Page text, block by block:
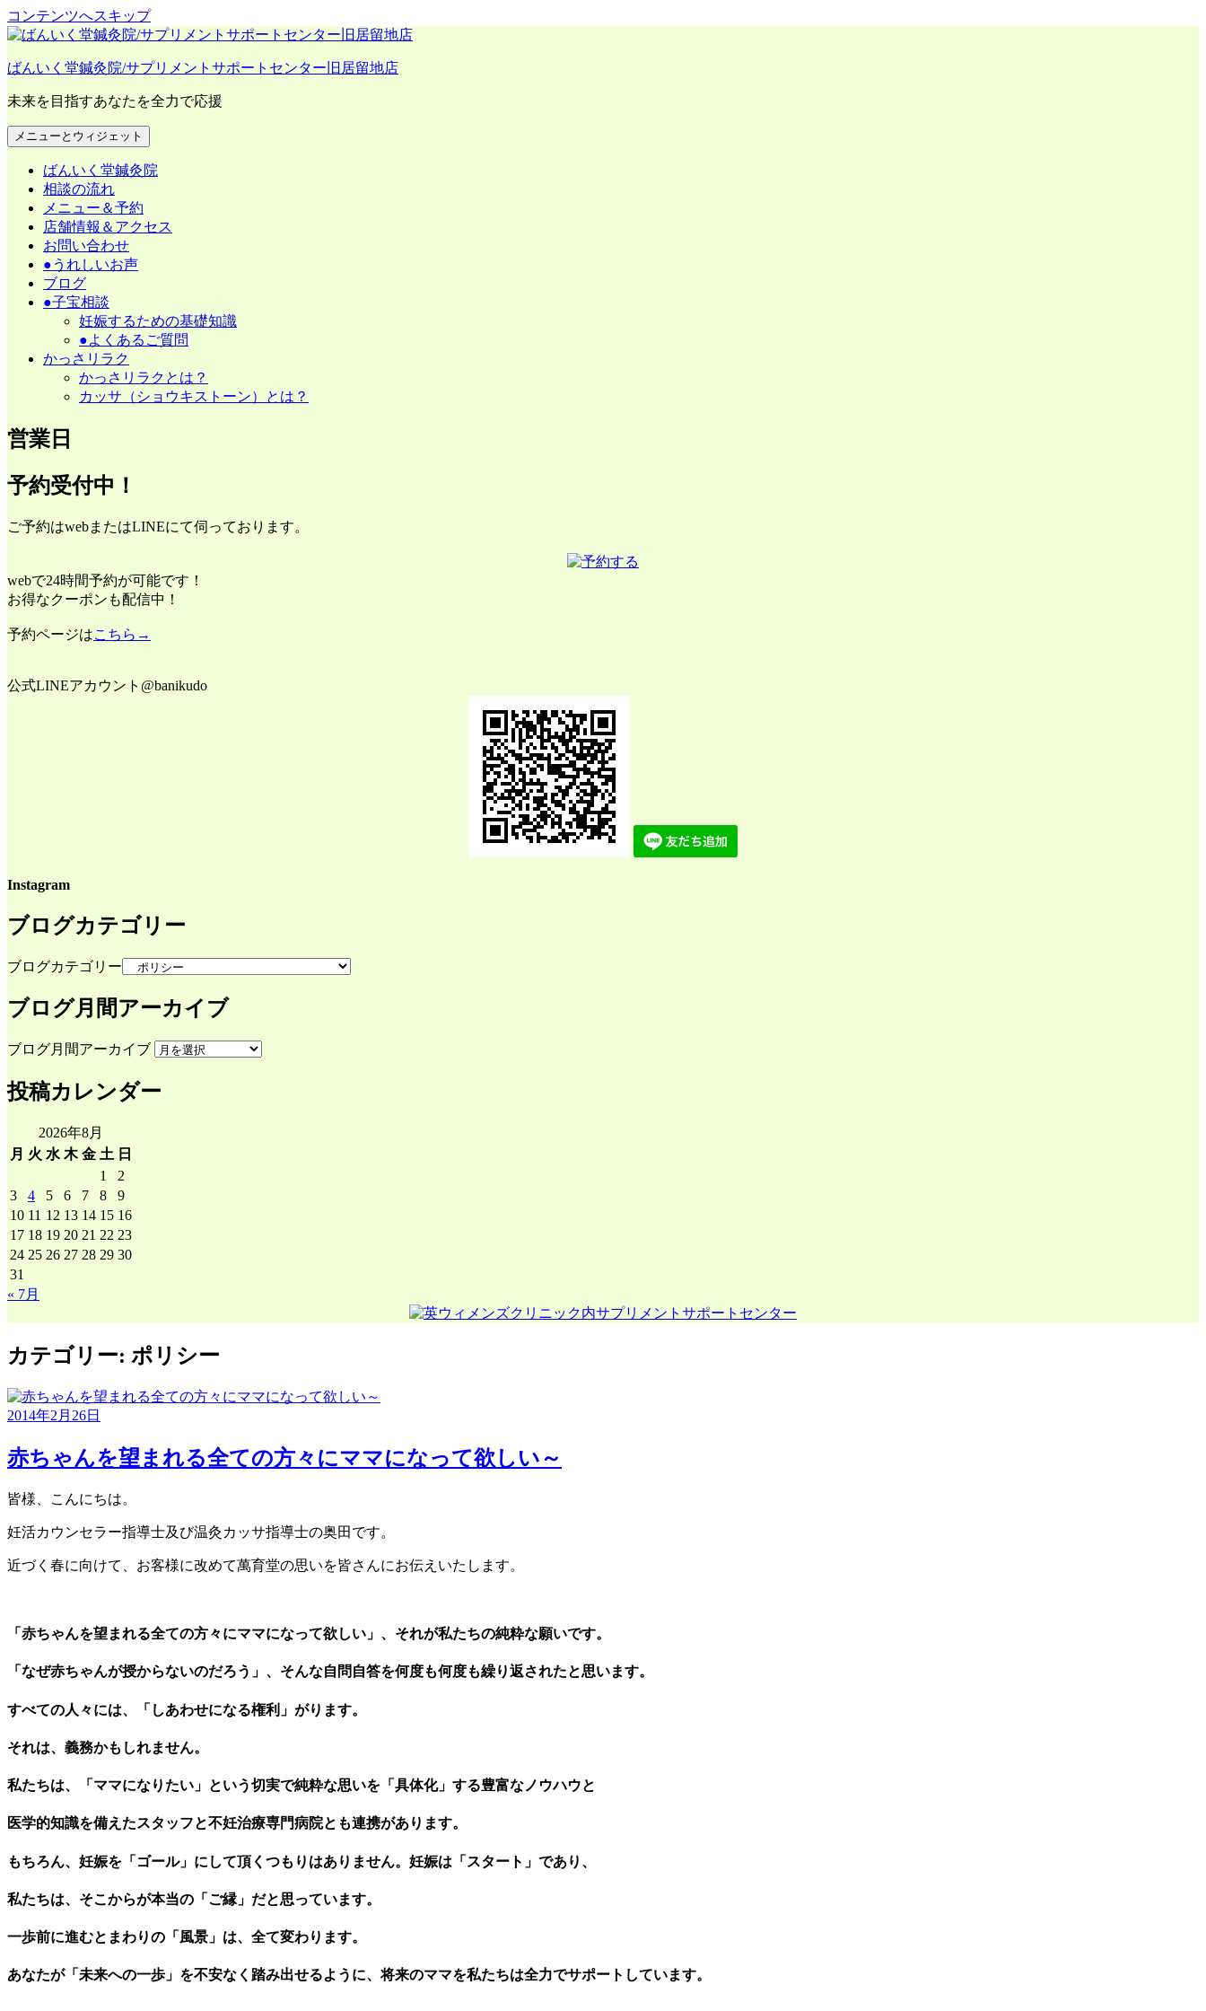
コンテンツへスキップ
ばんいく堂鍼灸院/サプリメントサポートセンター旧居留地店
未来を目指すあなたを全力で応援
メニューとウィジェット
ばんいく堂鍼灸院
相談の流れ
メニュー＆予約
店舗情報＆アクセス
お問い合わせ
●うれしいお声
ブログ
●子宝相談
妊娠するための基礎知識
●よくあるご質問
かっさリラク
かっさリラクとは？
カッサ（ショウキストーン）とは？
営業日
予約受付中！
ご予約はwebまたはLINEにて伺っております。
webで24時間予約が可能です！
お得なクーポンも配信中！
予約ページはこちら→
公式LINEアカウント@banikudo
Instagram
ブログカテゴリー
ブログカテゴリー
ブログ月間アーカイブ
ブログ月間アーカイブ
投稿カレンダー
2026年8月
月 火 水 木 金 土 日
1
2
3
4 5 6 7 8
9
10 11 12 13 14 15 16
17 18 19 20 21 22 23
24 25 26 27 28 29 30
31
« 7月
カテゴリー: ポリシー
2014年2月26日
赤ちゃんを望まれる全ての方々にママになって欲しい～
皆様、こんにちは。
妊活カウンセラー指導士及び温灸カッサ指導士の奥田です。
近づく春に向けて、お客様に改めて萬育堂の思いを皆さんにお伝えいたします。
「赤ちゃんを望まれる全ての方々にママになって欲しい」、それが私たちの純粋な願いです。
「なぜ赤ちゃんが授からないのだろう」、そんな自問自答を何度も何度も繰り返されたと思います。
すべての人々には、「しあわせになる権利」がります。
それは、義務かもしれません。
私たちは、「ママになりたい」という切実で純粋な思いを「具体化」する豊富なノウハウと
医学的知識を備えたスタッフと不妊治療専門病院とも連携があります。
もちろん、妊娠を「ゴール」にして頂くつもりはありません。妊娠は「スタート」であり、
私たちは、そこからが本当の「ご縁」だと思っています。
一歩前に進むとまわりの「風景」は、全て変わります。
あなたが「未来への一歩」を不安なく踏み出せるように、将来のママを私たちは全力でサポートしています。